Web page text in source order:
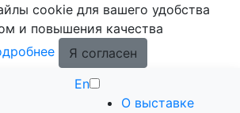
cookie для вашего удобства
и повышения качества
Я согласен
En
О выставке